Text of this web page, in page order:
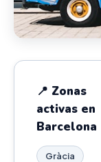
📍 Zonas
activas en
Barcelona
Gràcia